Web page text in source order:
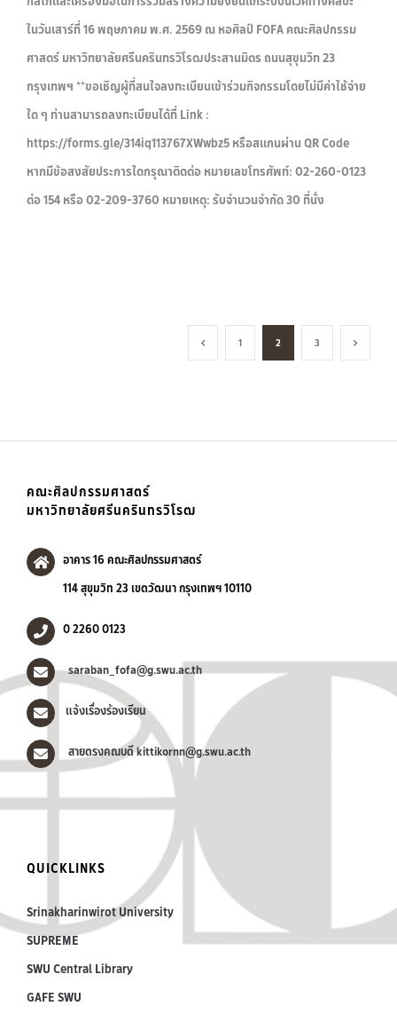
ในวันเสาร์ที่ 16 พฤษภาคม พ.ศ. 2569 ณ หอศิลป์ FOFA คณะศิลปกรรม
ศาสตร์ มหาวิทยาลัยศรีนครินทรวิโรฒประสานมิตร ถนนสุขุมวิท 23
กรุงเทพฯ **ขอเชิญผู้ที่สนใจลงทะเบียนเข้าร่วมกิจกรรมโดยไม่มีค่าใช้จ่าย
ใด ๆ ท่านสามารถลงทะเบียนได้ที่ Link :
https://forms.gle/314iq113767XWwbz5 หรือสแกนผ่าน QR Code
หากมีข้อสงสัยประการใดกรุณาติดต่อ หมายเลขโทรศัพท์: 02-260-0123
ต่อ 154 หรือ 02-209-3760 หมายเหตุ: รับจำนวนจำกัด 30 ที่นั่ง
1 2 3
คณะศิลปกรรมศาสตร์
มหาวิทยาลัยศรีนครินทรวิโรฒ
อาคาร 16 คณะศิลปกรรมศาสตร์
114 สุขุมวิท 23 เขตวัฒนา กรุงเทพฯ 10110
0 2260 0123
saraban_fofa@g.swu.ac.th
แจ้งเรื่องร้องเรียน
สายตรงคณบดี kittikornn@g.swu.ac.th
QUICKLINKS
Srinakharinwirot University
SUPREME
SWU Central Library
GAFE SWU